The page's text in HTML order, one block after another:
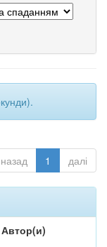
назад 1 далі
Автор(и)